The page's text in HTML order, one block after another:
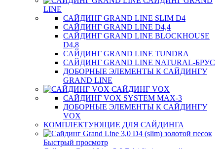
LINE
САЙДИНГ GRAND LINE SLIM D4
САЙДИНГ GRAND LINE D4,4
САЙДИНГ GRAND LINE BLOCKHOUSE
D4,8
САЙДИНГ GRAND LINE TUNDRA
САЙДИНГ GRAND LINE NATURAL-БРУС
ДОБОРНЫЕ ЭЛЕМЕНТЫ К САЙДИНГУ
GRAND LINE
САЙДИНГ VOX
САЙДИНГ VOX SYSTEM MAX-3
ДОБОРНЫЕ ЭЛЕМЕНТЫ К САЙДИНГУ
VOX
КОМПЛЕКТУЮЩИЕ ДЛЯ САЙДИНГА
Быстрый просмотр